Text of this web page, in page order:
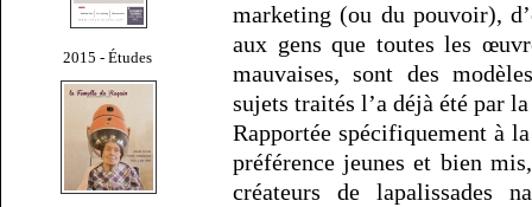
2015 - Études
marketing (ou du pouvoir),
aux gens que toutes les
mauvaises, sont des
sujets traités l’a déjà été par
Rapportée spécifiquement à
préférence jeunes et bien
créateurs de lapalissades